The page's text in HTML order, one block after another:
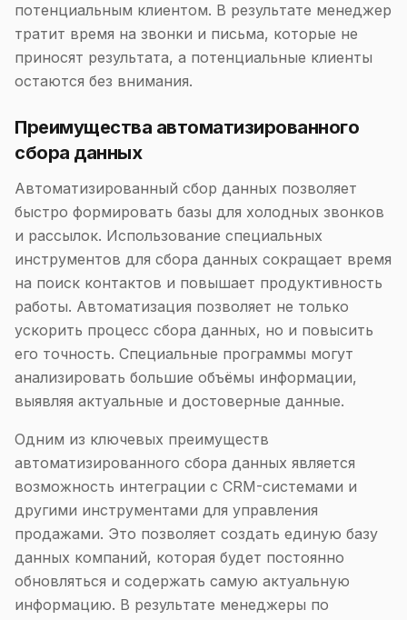
потенциальным клиентом. В результате менеджер
тратит время на звонки и письма, которые не
приносят результата, а потенциальные клиенты
остаются без внимания.
Преимущества автоматизированного
сбора данных
Автоматизированный сбор данных позволяет
быстро формировать базы для холодных звонков
и рассылок. Использование специальных
инструментов для сбора данных сокращает время
на поиск контактов и повышает продуктивность
работы. Автоматизация позволяет не только
ускорить процесс сбора данных, но и повысить
его точность. Специальные программы могут
анализировать большие объёмы информации,
выявляя актуальные и достоверные данные.
Одним из ключевых преимуществ
автоматизированного сбора данных является
возможность интеграции с CRM-системами и
другими инструментами для управления
продажами. Это позволяет создать единую базу
данных компаний, которая будет постоянно
обновляться и содержать самую актуальную
информацию. В результате менеджеры по